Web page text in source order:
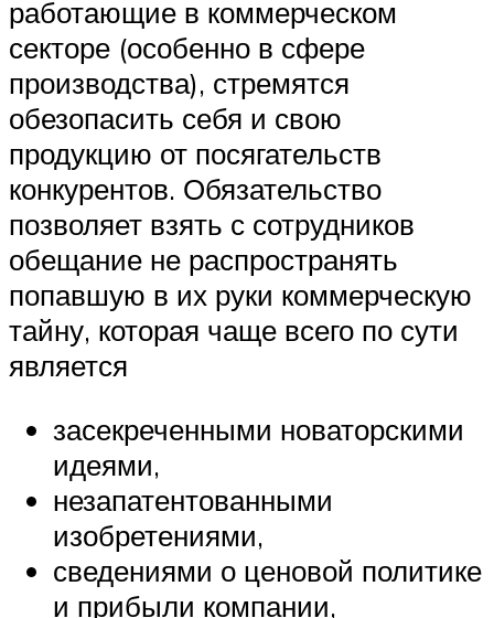
работающие в коммерческом
секторе (особенно в сфере
производства), стремятся
обезопасить себя и свою
продукцию от посягательств
конкурентов. Обязательство
позволяет взять с сотрудников
обещание не распространять
попавшую в их руки коммерческую
тайну, которая чаще всего по сути
является
засекреченными новаторскими
идеями,
незапатентованными
изобретениями,
сведениями о ценовой политике
и прибыли компании,